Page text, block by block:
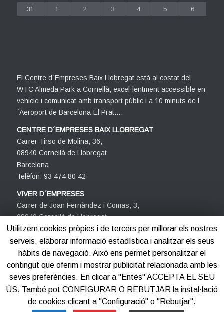
31
1 2 3 4 5 6
El Centre d´Empreses Baix Llobregat està al costat del
WTC Almeda Park a Cornellà, excel·lentment accessible en
vehicle i comunicat amb transport públic i a 10 minuts de l
´Aeroport de Barcelona-El Prat….
CENTRE D´EMPRESES BAIX LLOBREGAT
Carrer Tirso de Molina, 36,
08940 Cornellà de Llobregat
Barcelona
Telèfon: 93 474 80 42
VIVER D´EMPRESES
Carrer de Joan Fernàndez i Comas, 3,
08940 Cornellà de Llobregat
Barcelona
Telèfon: 93 474 80 42
©2012-2025 Centre d'Empreses PROCORNELLÀ
Utilitzem cookies pròpies i de tercers per millorar els nostres
serveis, elaborar informació estadística i analitzar els seus
hàbits de navegació. Això ens permet personalitzar el
contingut que oferim i mostrar publicitat relacionada amb les
seves preferències. En clicar a "Entès" ACCEPTA EL SEU
ÚS. També pot CONFIGURAR O REBUTJAR la instal·lació
de cookies clicant a "Configuració" o "Rebutjar".